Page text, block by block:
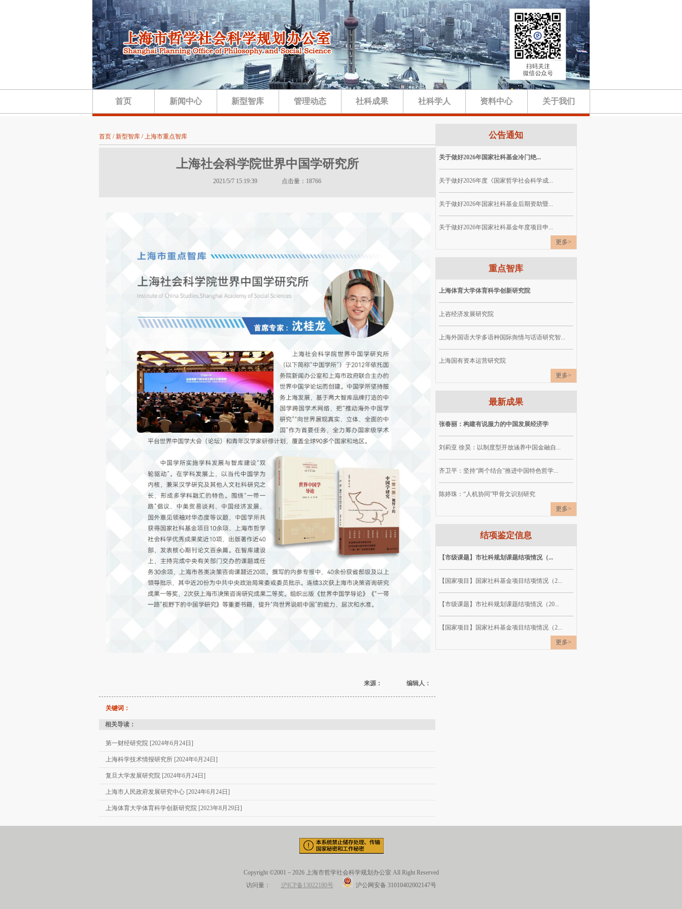
首页 新闻中心 新型智库 管理动态 社科成果 社科学人 资料中心 关于我们
首页 / 新型智库 / 上海市重点智库
上海社会科学院世界中国学研究所
2021/5/7 15:19:39 点击量：18766
来源： 编辑人：
关键词：
相关导读：
第一财经研究院 [2024年6月24日]
上海科学技术情报研究所 [2024年6月24日]
复旦大学发展研究院 [2024年6月24日]
上海市人民政府发展研究中心 [2024年6月24日]
上海体育大学体育科学创新研究院 [2023年8月29日]
公告通知
关于做好2026年国家社科基金冷门绝...
关于做好2026年度《国家哲学社会科学成...
关于做好2026年国家社科基金后期资助暨...
关于做好2026年国家社科基金年度项目申...
更多>
重点智库
上海体育大学体育科学创新研究院
上咨经济发展研究院
上海外国语大学多语种国际舆情与话语研究智...
上海国有资本运营研究院
更多>
最新成果
张春丽：构建有说服力的中国发展经济学
刘莉亚 徐昊：以制度型开放涵养中国金融自...
齐卫平：坚持“两个结合”推进中国特色哲学...
陈婷珠：“人机协同”甲骨文识别研究
更多>
结项鉴定信息
【市级课题】市社科规划课题结项情况（...
【国家项目】国家社科基金项目结项情况（2...
【市级课题】市社科规划课题结项情况（20...
【国家项目】国家社科基金项目结项情况（2...
更多>
Copyright ©2001－2026 上海市哲学社会科学规划办公室 All Right Reserved
访问量： 沪ICP备13022180号 沪公网安备 31010402002147号